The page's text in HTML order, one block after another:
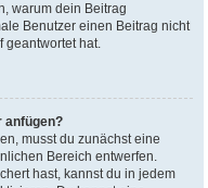
warum dein Beitrag
Benutzer einen Beitrag nicht
geantwortet hat.
anfügen?
musst du zunächst eine
Bereich entwerfen.
hast, kannst du in jedem